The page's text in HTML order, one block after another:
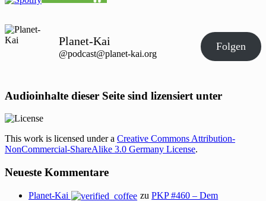
Planet-Kai
@podcast@planet-kai.org
Folgen
Audioinhalte dieser Seite sind lizensiert unter
This work is licensed under a Creative Commons Attribution-
NonCommercial-ShareAlike 3.0 Germany License.
Neueste Kommentare
Planet-Kai zuPKP #460 – Dem